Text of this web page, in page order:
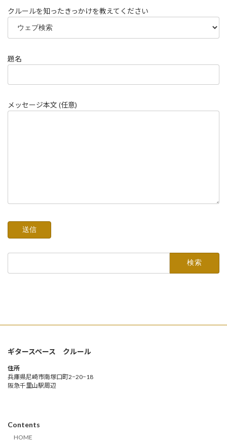
クルールを知ったきっかけを教えてください
題名
メッセージ本文 (任意)
ギタースペース クルール
住所
兵庫県尼崎市南塚口町2−20−18
阪急千里山駅周辺
Contents
HOME